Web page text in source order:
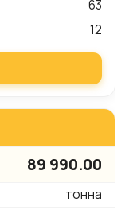
63
12
89 990.00
тонна